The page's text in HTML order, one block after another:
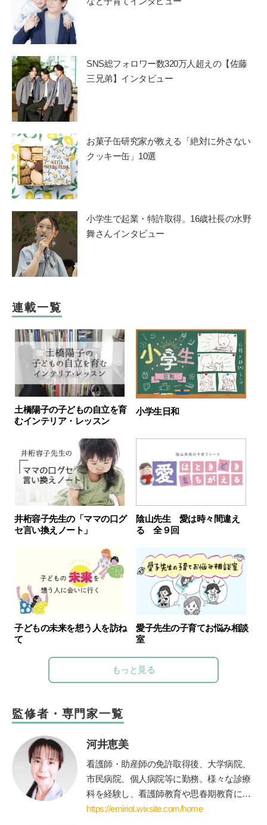
SNS総フォロワー数320万人超えの【佐藤
三兄弟】インタビュー
お菓子缶研究家が教える「絶対に外さない
クッキー缶」10選
小学生で起業・特許取得。16歳社長の水野
舞さんインタビュー
連載一覧
土橋陽子の子どもの自立を育
むインテリア・レッスン
小学生日和
井桁容子先生の「ママの口グ
セ言い換えノート」
陰山先生 愛は時々間違え
る 全９回
子どもの未来を想う人を訪ね
て
愛子先生の子育てお悩み相談
室
もっと見る
監修者・専門家一覧
河井恵美
看護師・助産師の免許取得後、大学病院、
市民病院、個人病院等に勤務。様々な診療
科を経験し、看護師教育や思春期教育にも
関わる。青年海外協力隊として海外に赴任
https://emiriot.wixsite.com/home